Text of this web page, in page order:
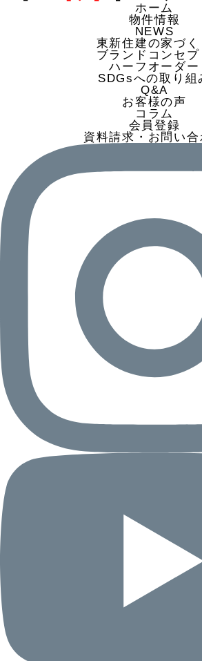
ホーム
物件情報
NEWS
東新住建の家づく
ブランドコンセプ
ハーフオーダー
SDGsへの取り組
Q&A
お客様の声
コラム
会員登録
資料請求・お問い合